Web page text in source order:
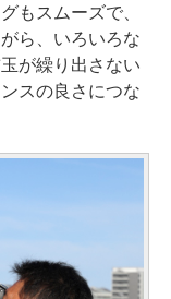
もスムーズで、
ら、いろいろな
が繰り出さない
スの良さにつな